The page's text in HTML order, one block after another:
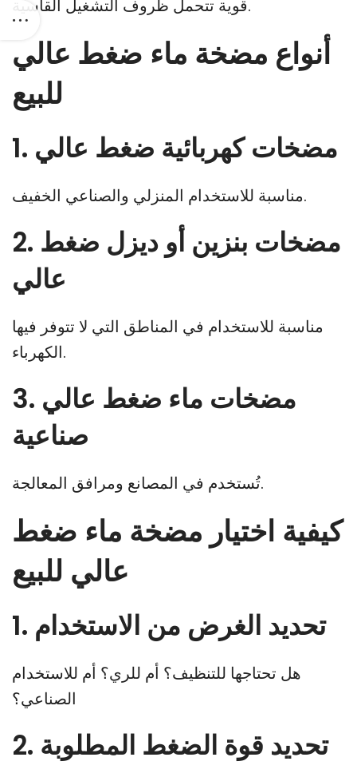
قوية تتحمل ظروف التشغيل القاسية.
أنواع مضخة ماء ضغط عالي
للبيع
1. مضخات كهربائية ضغط عالي
مناسبة للاستخدام المنزلي والصناعي الخفيف.
2. مضخات بنزين أو ديزل ضغط
عالي
مناسبة للاستخدام في المناطق التي لا تتوفر فيها
الكهرباء.
3. مضخات ماء ضغط عالي
صناعية
تُستخدم في المصانع ومرافق المعالجة.
كيفية اختيار مضخة ماء ضغط
عالي للبيع
1. تحديد الغرض من الاستخدام
هل تحتاجها للتنظيف؟ أم للري؟ أم للاستخدام
الصناعي؟
2. تحديد قوة الضغط المطلوبة